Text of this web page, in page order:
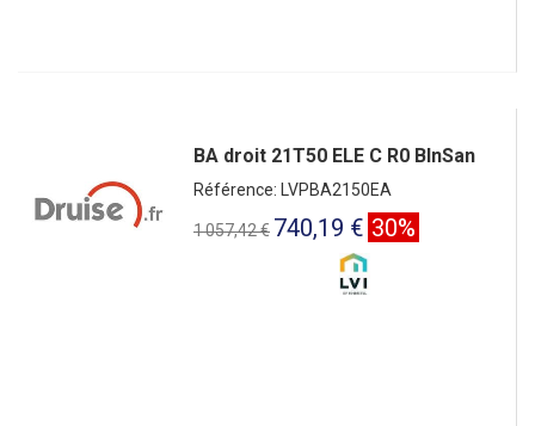
BA droit 21T50 ELE C R0 BlnSan
Référence: LVPBA2150EA
1 057,42 € 740,19 € 30%